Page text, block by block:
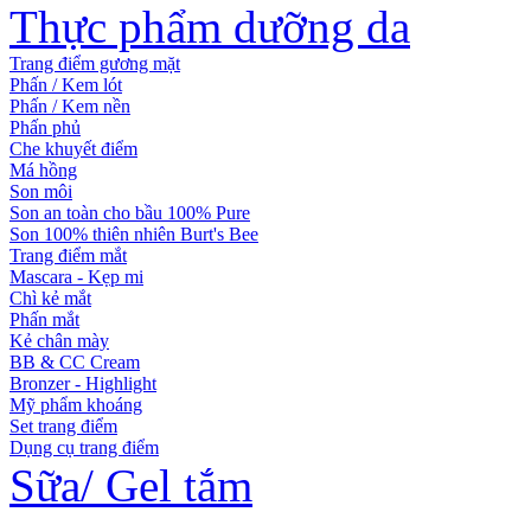
Thực phẩm dưỡng da
Trang điểm gương mặt
Phấn / Kem lót
Phấn / Kem nền
Phấn phủ
Che khuyết điểm
Má hồng
Son môi
Son an toàn cho bầu 100% Pure
Son 100% thiên nhiên Burt's Bee
Trang điểm mắt
Mascara - Kẹp mi
Chì kẻ mắt
Phấn mắt
Kẻ chân mày
BB & CC Cream
Bronzer - Highlight
Mỹ phẩm khoáng
Set trang điểm
Dụng cụ trang điểm
Sữa/ Gel tắm